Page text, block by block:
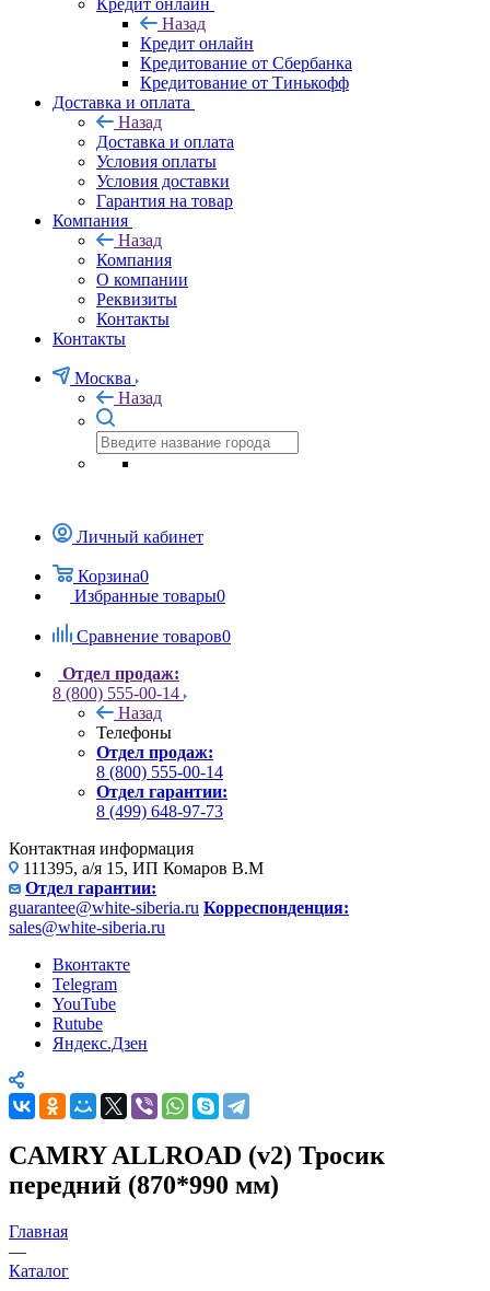
Кредит онлайн
Назад
Кредит онлайн
Кредитование от Сбербанка
Кредитование от Тинькофф
Доставка и оплата
Назад
Доставка и оплата
Условия оплаты
Условия доставки
Гарантия на товар
Компания
Назад
Компания
О компании
Реквизиты
Контакты
Контакты
Москва
Назад
Личный кабинет
Корзина0
Избранные товары0
Сравнение товаров0
Отдел продаж:
8 (800) 555-00-14
Назад
Телефоны
Отдел продаж:
8 (800) 555-00-14
Отдел гарантии:
8 (499) 648-97-73
Контактная информация
111395, а/я 15, ИП Комаров В.М
Отдел гарантии:
guarantee@white-siberia.ru Корреспонденция:
sales@white-siberia.ru
Вконтакте
Telegram
YouTube
Rutube
Яндекс.Дзен
CAMRY ALLROAD (v2) Тросик
передний (870*990 мм)
Главная
—
Каталог